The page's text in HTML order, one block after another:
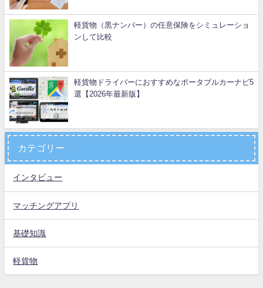
軽貨物（黒ナンバー）の任意保険をシミュレーショ
ンして比較
軽貨物ドライバーにおすすめなポータブルカーナビ5
選【2026年最新版】
カテゴリー
インタビュー
マッチングアプリ
基礎知識
軽貨物